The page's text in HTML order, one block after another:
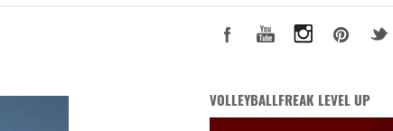
VOLLEYBALLFREAK LEVEL UP